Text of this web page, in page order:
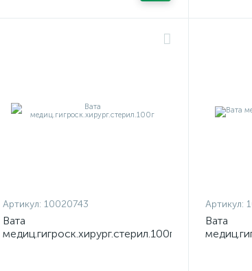
Артикул: 10020743
Вата
медиц.гигроск.хирург.стерил.100г
Артикул:
Вата